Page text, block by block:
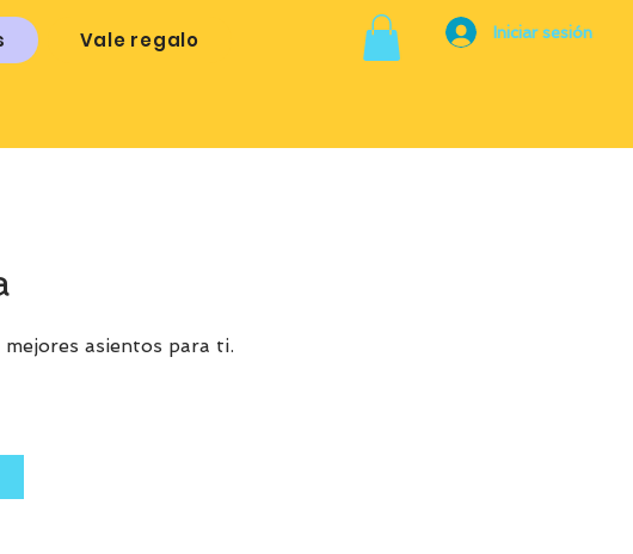
Vale regalo Iniciar sesión
asientos para ti.